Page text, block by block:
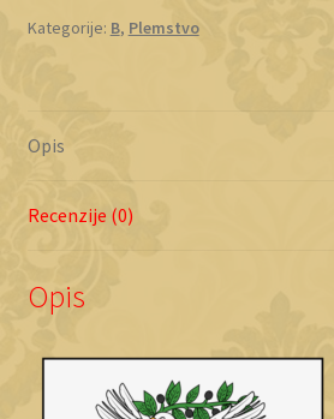
Kategorije: B, Plemstvo
Opis
Recenzije (0)
Opis